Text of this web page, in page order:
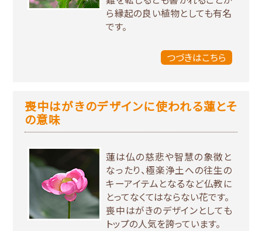
ら縁起の良い植物としても有名
です。
つづきはこちら
喪中はがきのデザインに使われる蓮とそ
の意味
蓮は仏の慈悲や智慧の象徴と
なったり、極楽浄土への往生の
キーアイテムとなるなど仏教に
とってなくてはならない花です。
喪中はがきのデザインとしても
トップの人気を誇っています。